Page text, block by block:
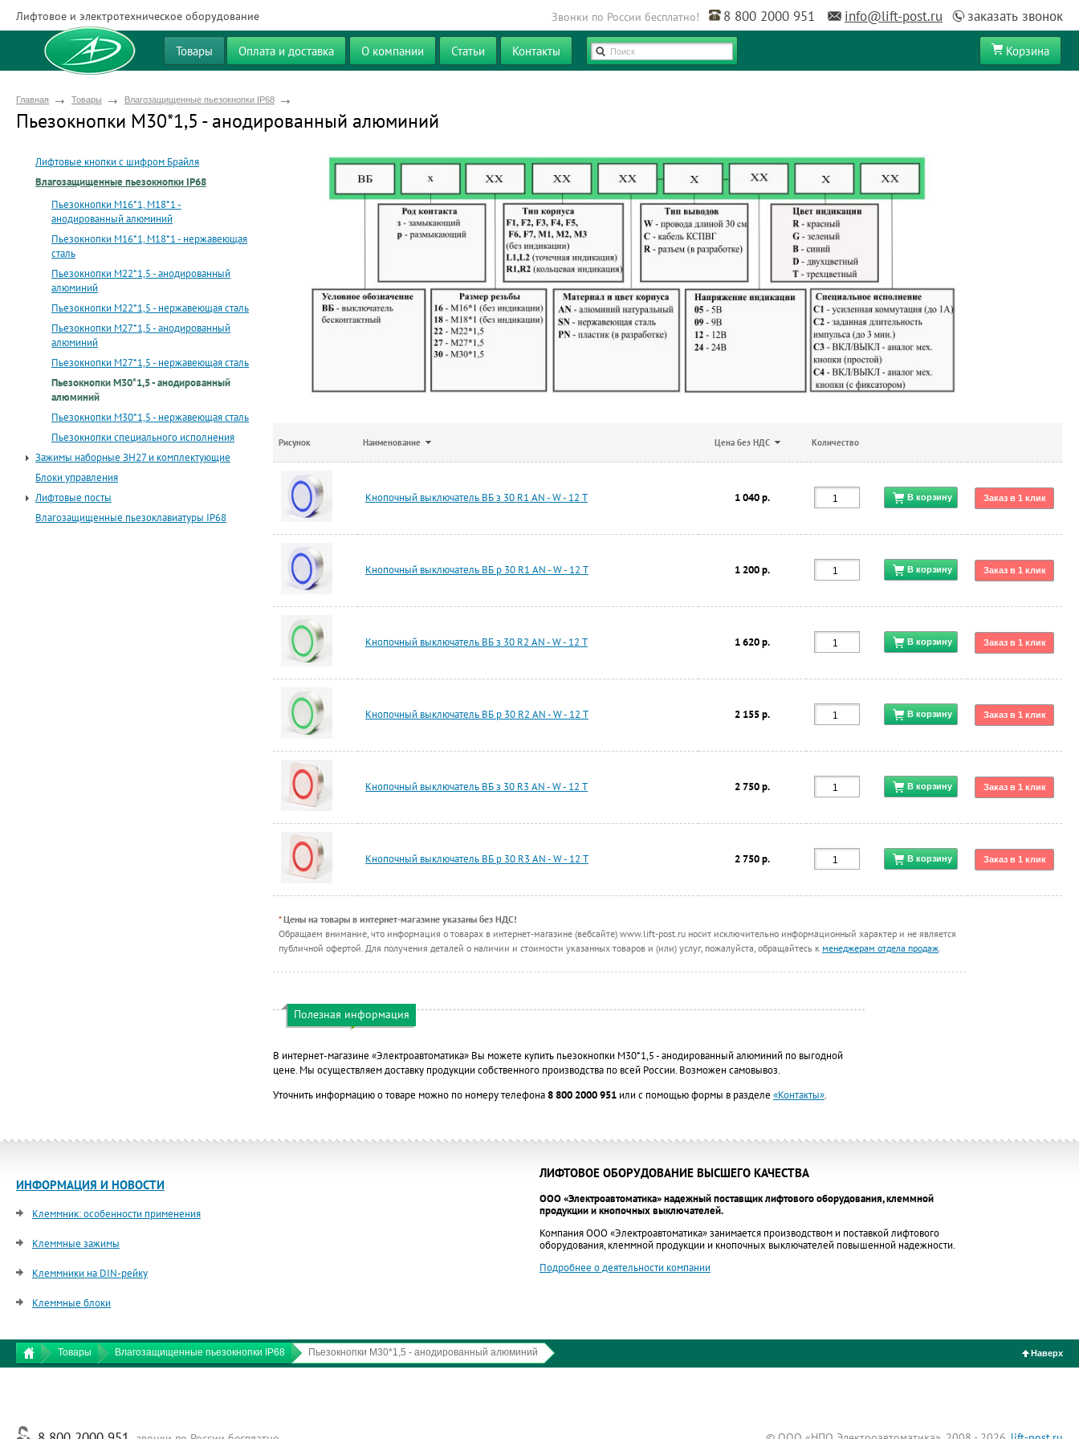
Лифтовое и электротехническое оборудование Звонки по России бесплатно! 8 800 2000 951 info@lift-post.ru заказать звонок
Товары Оплата и доставка О компании Статьи Контакты Поиск Корзина
Главная Товары Влагозащищенные пьезокнопки IP68
Пьезокнопки М30*1,5 - анодированный алюминий
Лифтовые кнопки с шифром Брайля
Влагозащищенные пьезокнопки IP68
Пьезокнопки М16*1, М18*1 -
анодированный алюминий
Пьезокнопки М16*1, М18*1 - нержавеющая
сталь
Пьезокнопки М22*1,5 - анодированный
алюминий
Пьезокнопки М22*1,5 - нержавеющая сталь
Пьезокнопки М27*1,5 - анодированный
алюминий
Пьезокнопки М27*1,5 - нержавеющая сталь
Пьезокнопки М30*1,5 - анодированный
алюминий
Пьезокнопки М30*1,5 - нержавеющая сталь
Пьезокнопки специального исполнения
Зажимы наборные ЗН27 и комплектующие
Блоки управления
Лифтовые посты
Влагозащищенные пьезоклавиатуры IP68
Рисунок Наименование Цена без НДС Количество
Кнопочный выключатель ВБ з 30 R1 AN - W - 12 T 1 040 р.
Кнопочный выключатель ВБ р 30 R1 AN - W - 12 T 1 200 р.
Кнопочный выключатель ВБ з 30 R2 AN - W - 12 T 1 620 р.
Кнопочный выключатель ВБ р 30 R2 AN - W - 12 T 2 155 р.
Кнопочный выключатель ВБ з 30 R3 AN - W - 12 T 2 750 р.
Кнопочный выключатель ВБ р 30 R3 AN - W - 12 T 2 750 р.
* Цены на товары в интернет-магазине указаны без НДС!
Обращаем внимание, что информация о товарах в интернет-магазине (вебсайте) www.lift-post.ru носит исключительно информационный характер и не является
публичной офертой. Для получения деталей о наличии и стоимости указанных товаров и (или) услуг, пожалуйста, обращайтесь к менеджерам отдела продаж
Полезная информация
В интернет-магазине «Электроавтоматика» Вы можете купить пьезокнопки М30*1,5 - анодированный алюминий по выгодной
цене. Мы осуществляем доставку продукции собственного производства по всей России. Возможен самовывоз.
Уточнить информацию о товаре можно по номеру телефона8 800 2000 951 или с помощью формы в разделе «Контакты».
ИНФОРМАЦИЯ И НОВОСТИ
Клеммник: особенности применения
Клеммные зажимы
Клеммники на DIN-рейку
Клеммные блоки
ЛИФТОВОЕ ОБОРУДОВАНИЕ ВЫСШЕГО КАЧЕСТВА
ООО «Электроавтоматика» надежный поставщик лифтового оборудования, клеммной
продукции и кнопочных выключателей.
Компания ООО «Электроавтоматика» занимается производством и поставкой лифтового
оборудования, клеммной продукции и кнопочных выключателей повышенной надежности.
Подробнее о деятельности компании
Товары Влагозащищенные пьезокнопки IP68 Пьезокнопки М30*1,5 - анодированный алюминий Наверх